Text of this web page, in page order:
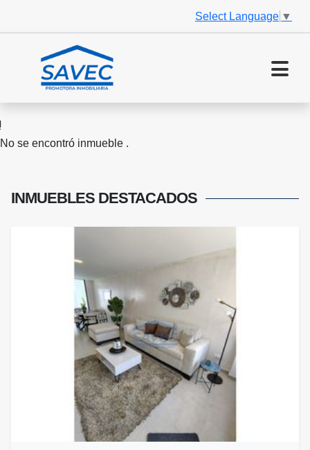
Select Language ▼
No se encontró inmueble .
INMUEBLES DESTACADOS